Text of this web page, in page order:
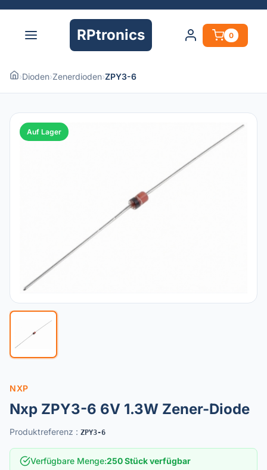
RPtronics 0
›Dioden›Zenerdioden›ZPY3-6
Auf Lager
NXP
Nxp ZPY3-6 6V 1.3W Zener-Diode
Produktreferenz : ZPY3-6
Verfügbare Menge:250 Stück verfügbar